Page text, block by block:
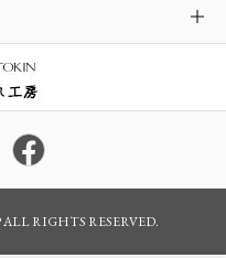
RIGHTS RESERVED.